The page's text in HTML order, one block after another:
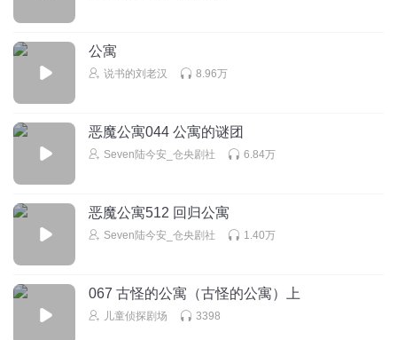
公寓
说书的刘老汉 8.96万
恶魔公寓044 公寓的谜团
Seven陆今安_仓央剧社 6.84万
恶魔公寓512 回归公寓
Seven陆今安_仓央剧社 1.40万
067 古怪的公寓（古怪的公寓）上
儿童侦探剧场 3398